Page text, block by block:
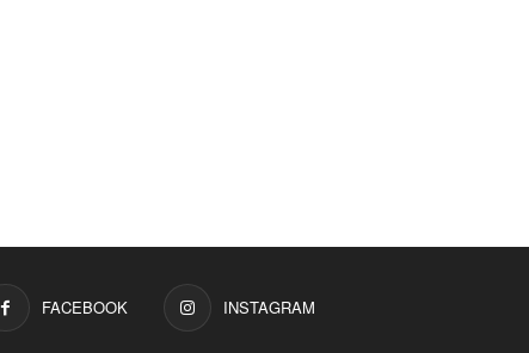
FACEBOOK INSTAGRAM